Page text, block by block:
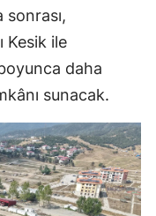
sonrası,
Kesik ile
daha
sunacak.